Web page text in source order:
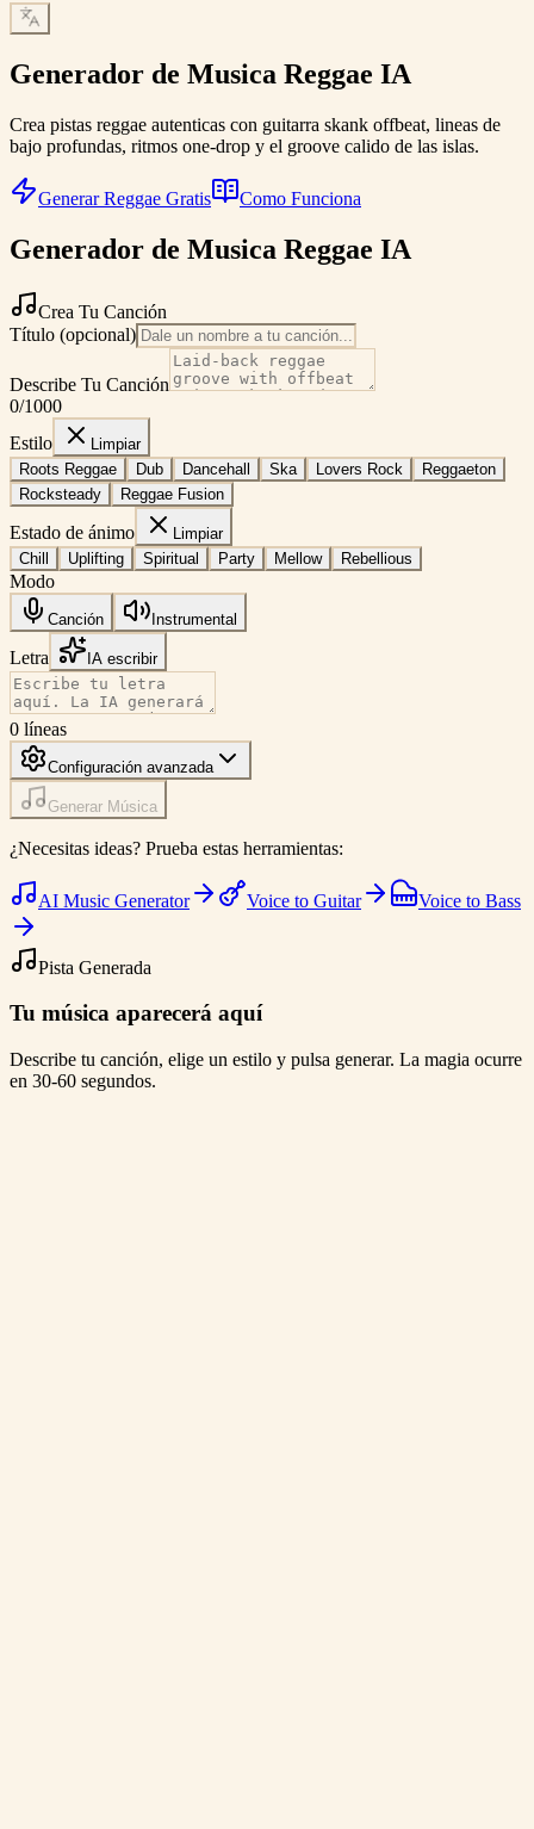
Generador de Musica Reggae IA
Crea pistas reggae autenticas con guitarra skank offbeat, lineas de
bajo profundas, ritmos one-drop y el groove calido de las islas.
Generar Reggae Gratis Como Funciona
Generador de Musica Reggae IA
Crea Tu Canción
Título (opcional)
Describe Tu Canción
0/1000
Estilo
Limpiar
Roots Reggae
Dub Dancehall Ska Lovers Rock
Reggaeton
Rocksteady
Reggae Fusion
Estado de ánimo
Limpiar
Chill
Uplifting Spiritual Party Mellow Rebellious
Modo
Canción Instrumental
Letra IA escribir
0 líneas
Configuración avanzada
Generar Música
¿Necesitas ideas? Prueba estas herramientas:
AI Music Generator Voice to Guitar Voice to Bass
Pista Generada
Tu música aparecerá aquí
Describe tu canción, elige un estilo y pulsa generar. La magia ocurre
en 30-60 segundos.